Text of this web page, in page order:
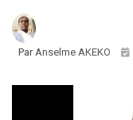
ParAnselme AKEKO